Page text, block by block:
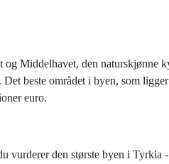
Middelhavet, den naturskjønne
beste området i byen, som
euro.
den største byen i Tyrkia